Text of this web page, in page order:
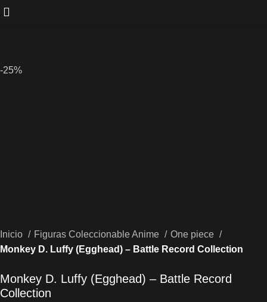
-25%
Inicio Figuras Coleccionable Anime
One piece
Monkey D. Luffy (Egghead) – Battle Record Collection
Monkey D. Luffy (Egghead) – Battle Record
Collection